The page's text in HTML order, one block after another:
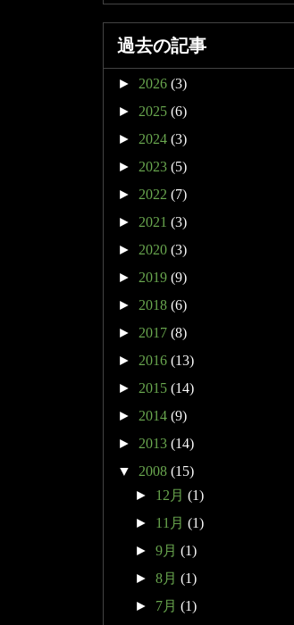
過去の記事
► 2026 (3)
► 2025 (6)
► 2024 (3)
► 2023 (5)
► 2022 (7)
► 2021 (3)
► 2020 (3)
► 2019 (9)
► 2018 (6)
► 2017 (8)
► 2016 (13)
► 2015 (14)
► 2014 (9)
► 2013 (14)
▼ 2008 (15)
► 12月(1)
► 11月(1)
►9月(1)
►8月(1)
► 7月(1)